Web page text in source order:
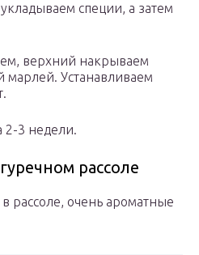
специи, а затем
верхний накрываем
марлей. Устанавливаем
2-3 недели.
рассоле
рассоле, очень ароматные